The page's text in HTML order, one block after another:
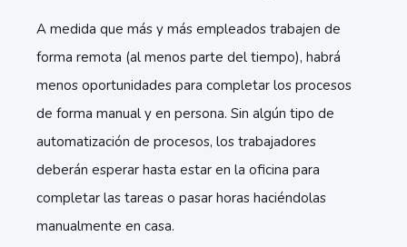
A medida que más y más empleados trabajen de
forma remota (al menos parte del tiempo), habrá
menos oportunidades para completar los procesos
de forma manual y en persona. Sin algún tipo de
automatización de procesos, los trabajadores
deberán esperar hasta estar en la oficina para
completar las tareas o pasar horas haciéndolas
manualmente en casa.